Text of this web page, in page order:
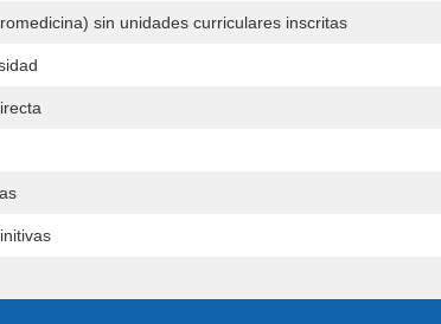
sin unidades curriculares inscritas